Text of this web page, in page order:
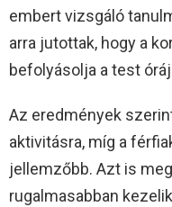
embert vizsgáló
arra jutottak, hogy a
befolyásolja a test
Az eredmények
aktivitásra, míg a
jellemzőbb. Azt is
rugalmasabban